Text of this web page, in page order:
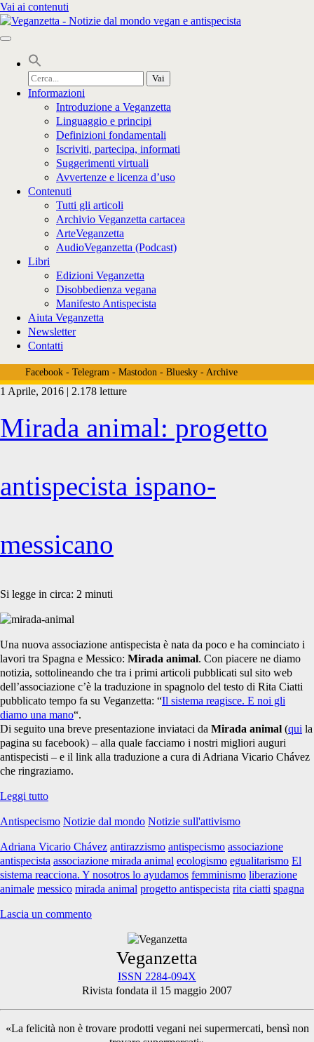
Vai ai contenuti
Cerca
per:
Informazioni
Introduzione a Veganzetta
Linguaggio e principi
Definizioni fondamentali
Iscriviti, partecipa, informati
Suggerimenti virtuali
Avvertenze e licenza d’uso
Contenuti
Tutti gli articoli
Archivio Veganzetta cartacea
ArteVeganzetta
AudioVeganzetta (Podcast)
Libri
Edizioni Veganzetta
Disobbedienza vegana
Manifesto Antispecista
Aiuta Veganzetta
Newsletter
Contatti
Facebook- Telegram- Mastodon- Bluesky- Archive
Tag:
<span>egualitarismo</
1 Aprile, 2016 | 2.178 letture
Mirada animal: progetto
antispecista ispano-
messicano
Si legge in circa: 2 minuti
Una nuova associazione antispecista è nata da poco e ha cominciato i
lavori tra Spagna e Messico: Mirada animal. Con piacere ne diamo
notizia, sottolineando che tra i primi articoli pubblicati sul sito web
dell’associazione c’è la traduzione in spagnolo del testo di Rita Ciatti
pubblicato tempo fa su Veganzetta: “Il sistema reagisce. E noi gli
diamo una mano“.
Di seguito una breve presentazione inviataci da Mirada animal (qui la
pagina su facebook) – alla quale facciamo i nostri migliori auguri
antispecisti – e il link alla traduzione a cura di Adriana Vicario Chávez
che ringraziamo.
Leggi tuttoMirada
progetto
ispano-
messicano
Antispecismo Notizie dal mondo Notizie sull'attivismo
Adriana Vicario Chávez antirazzismo antispecismo associazione
antispecista associazione mirada animal ecologismo egualitarismo El
sistema reacciona. Y nosotros lo ayudamos femminismo liberazione
animale messico mirada animal progetto antispecista rita ciatti spagna
Lascia un commento
Sidebar
Veganzetta
ISSN 2284-094X
Rivista fondata il 15 maggio 2007
«La felicità non è trovare prodotti vegani nei supermercati, bensì non